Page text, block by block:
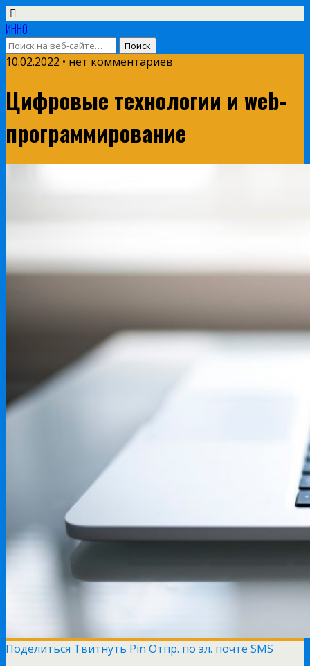
ИННО
10.02.2022 • нет комментариев
Цифровые технологии и web-
программирование
Поделиться Твитнуть Pin Отпр. по эл. почте SMS